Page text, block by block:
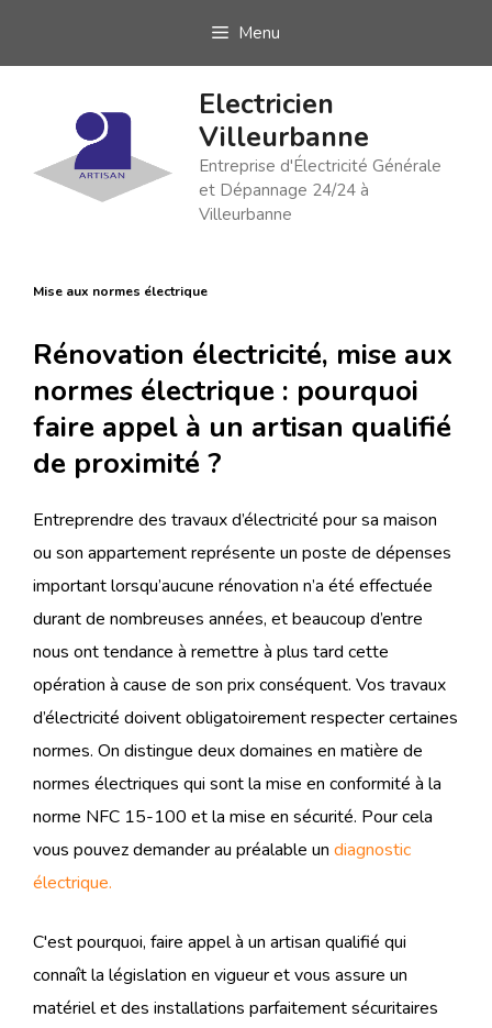
Menu
Electricien
Villeurbanne
Entreprise d'Électricité Générale
et Dépannage 24/24 à
Villeurbanne
Mise aux normes électrique
Rénovation électricité, mise aux
normes électrique : pourquoi
faire appel à un artisan qualifié
de proximité ?
Entreprendre des travaux d’électricité pour sa maison
ou son appartement représente un poste de dépenses
important lorsqu’aucune rénovation n’a été effectuée
durant de nombreuses années, et beaucoup d’entre
nous ont tendance à remettre à plus tard cette
opération à cause de son prix conséquent. Vos travaux
d’électricité doivent obligatoirement respecter certaines
normes. On distingue deux domaines en matière de
normes électriques qui sont la mise en conformité à la
norme NFC 15-100 et la mise en sécurité. Pour cela
vous pouvez demander au préalable un diagnostic
électrique.
C'est pourquoi, faire appel à un artisan qualifié qui
connaît la législation en vigueur et vous assure un
matériel et des installations parfaitement sécuritaires